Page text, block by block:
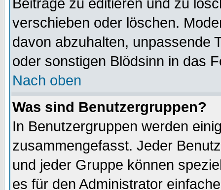
Beiträge zu editieren und zu
verschieben oder löschen.
davon abzuhalten, unpassende
oder sonstigen Blödsinn in das
Nach oben
Was sind Benutzergruppen?
In Benutzergruppen werden
zusammengefasst. Jeder
und jeder Gruppe können
es für den Administrator